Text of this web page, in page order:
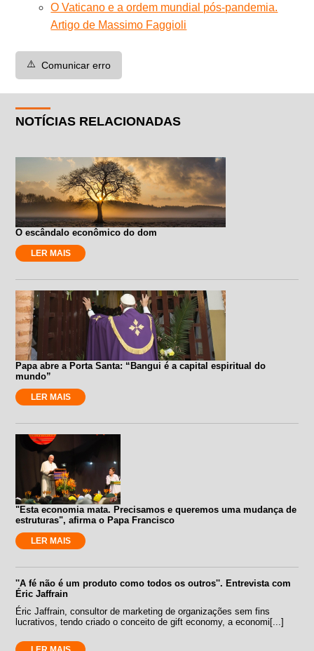
O Vaticano e a ordem mundial pós-pandemia.
Artigo de Massimo Faggioli
⚠️ Comunicar erro
NOTÍCIAS RELACIONADAS
O escândalo econômico do dom
LER MAIS
Papa abre a Porta Santa: “Bangui é a capital espiritual do
mundo”
LER MAIS
"Esta economia mata. Precisamos e queremos uma mudança de
estruturas", afirma o Papa Francisco
LER MAIS
''A fé não é um produto como todos os outros''. Entrevista com
Éric Jaffrain
Éric Jaffrain, consultor de marketing de organizações sem fins
lucrativos, tendo criado o conceito de gift economy, a economi[...]